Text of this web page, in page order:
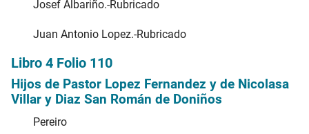
Josef Albariño.-Rubricado
Juan Antonio Lopez.-Rubricado
Libro 4 Folio 110
Hijos de Pastor Lopez Fernandez y de Nicolasa
Villar y Diaz San Román de Doniños
Pereiro